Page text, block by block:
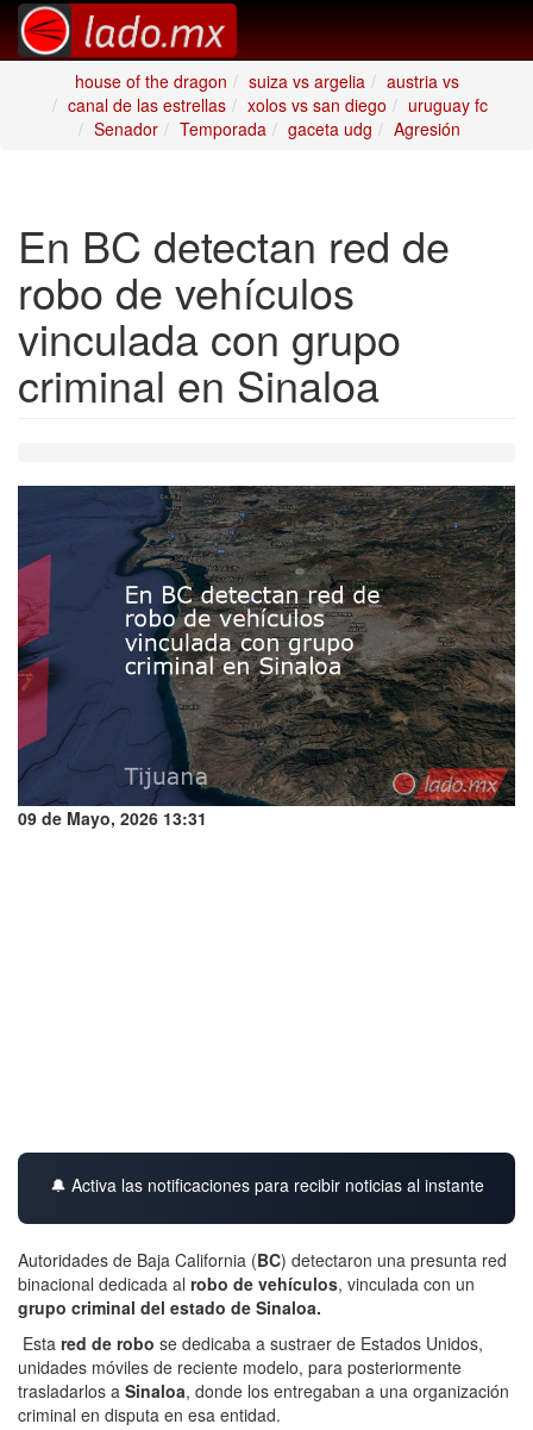
house of the dragon suiza vs argelia
austria vs
canal de las estrellas
xolos vs san diego
uruguay fc
Senador
Temporada gaceta udg Agresión
En BC detectan red de
robo de vehículos
vinculada con grupo
criminal en Sinaloa
09 de Mayo, 2026 13:31
🔔 Activa las notificaciones para recibir noticias al instante
Autoridades de Baja California (BC) detectaron una presunta red
binacional dedicada al robo de vehículos, vinculada con un
grupo criminal del estado de Sinaloa.
Esta red de robo se dedicaba a sustraer de Estados Unidos,
unidades móviles de reciente modelo, para posteriormente
trasladarlos a Sinaloa, donde los entregaban a una organización
criminal en disputa en esa entidad.